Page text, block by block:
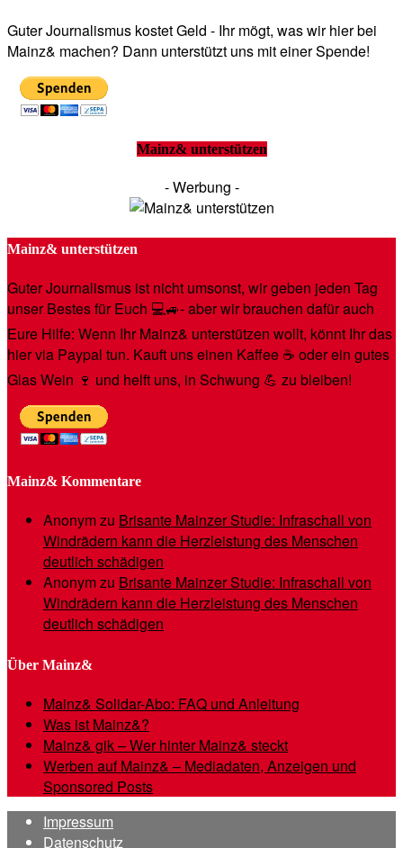
Guter Journalismus kostet Geld - Ihr mögt, was wir hier bei
Mainz& machen? Dann unterstützt uns mit einer Spende!
Mainz& unterstützen
- Werbung -
Mainz& unterstützen
Guter Journalismus ist nicht umsonst, wir geben jeden Tag
unser Bestes für Euch 💻🚙- aber wir brauchen dafür auch
Eure Hilfe: Wenn Ihr Mainz& unterstützen wollt, könnt Ihr das
hier via Paypal tun. Kauft uns einen Kaffee ☕️ oder ein gutes
Glas Wein 🍷 und helft uns, in Schwung 💪 zu bleiben!
Mainz& Kommentare
Anonymzu Brisante Mainzer Studie: Infraschall von
Windrädern kann die Herzleistung des Menschen
deutlich schädigen
Anonymzu Brisante Mainzer Studie: Infraschall von
Windrädern kann die Herzleistung des Menschen
deutlich schädigen
Über Mainz&
Mainz& Solidar-Abo: FAQ und Anleitung
Was ist Mainz&?
Mainz& gik – Wer hinter Mainz& steckt
Werben auf Mainz& – Mediadaten, Anzeigen und
Sponsored Posts
Impressum
Datenschutz